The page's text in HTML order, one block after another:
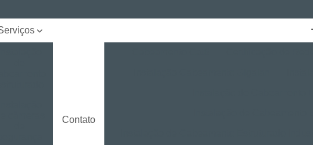
Contato